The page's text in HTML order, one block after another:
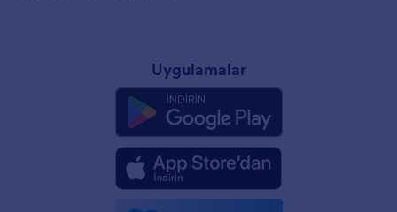
Uygulamalar